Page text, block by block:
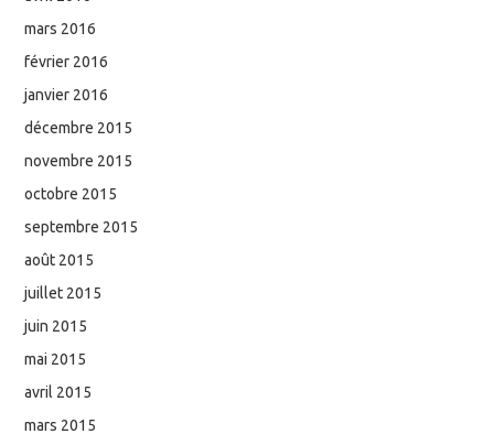
mars 2016
février 2016
janvier 2016
décembre 2015
novembre 2015
octobre 2015
septembre 2015
août 2015
juillet 2015
juin 2015
mai 2015
avril 2015
mars 2015